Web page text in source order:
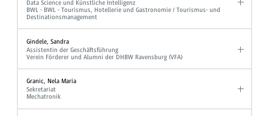
Data Science und Künstliche Intelligenz
BWL - BWL - Tourismus, Hotellerie und Gastronomie / Tourismus- und
Destinationsmanagement
Gindele, Sandra
Assistentin der Geschäftsführung
Verein Förderer und Alumni der DHBW Ravensburg (VFA)
Granic, Nela Maria
Sekretariat
Mechatronik